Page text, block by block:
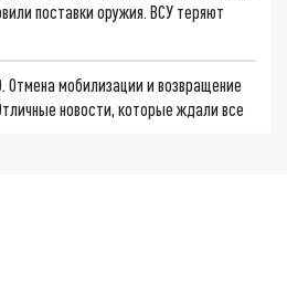
поставки оружия. ВСУ теряют
Отмена мобилизации и возвращение
новости, которые ждали все